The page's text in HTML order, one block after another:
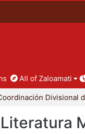
All of Zaloamati